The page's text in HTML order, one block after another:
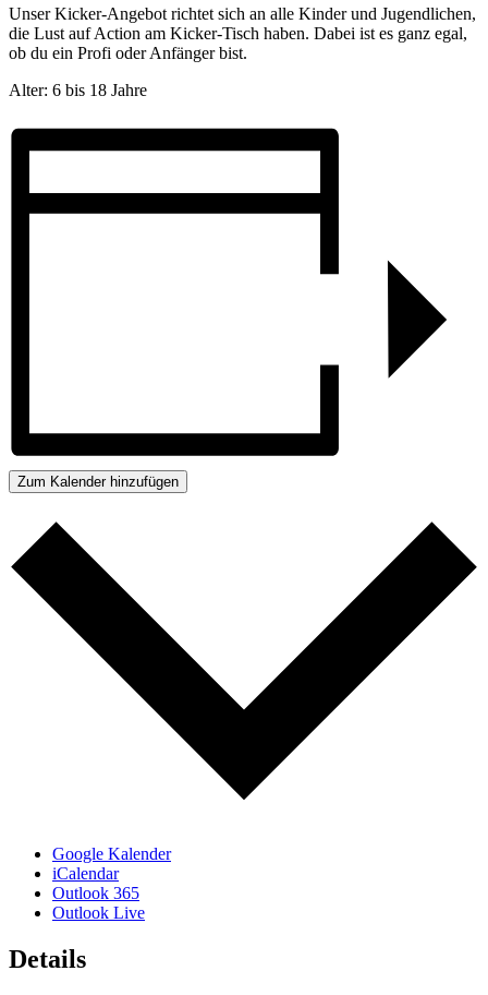
Unser Kicker-Angebot richtet sich an alle Kinder und Jugendlichen,
die Lust auf Action am Kicker-Tisch haben. Dabei ist es ganz egal,
ob du ein Profi oder Anfänger bist.
Alter: 6 bis 18 Jahre
Zum Kalender hinzufügen
Google Kalender
iCalendar
Outlook 365
Outlook Live
Details